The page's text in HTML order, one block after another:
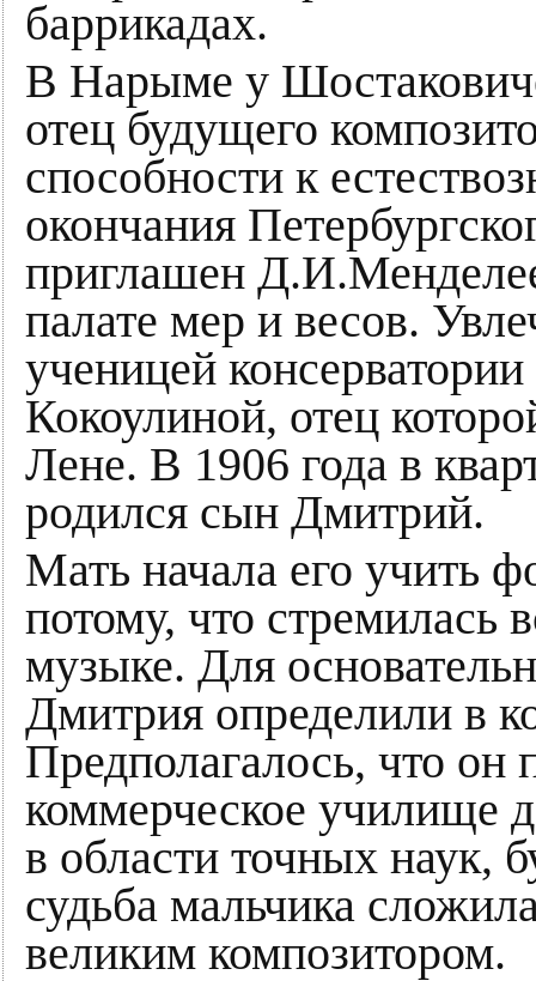
баррикадах.
В Нарыме у
отец будущего
способности к
окончания
приглашен
палате мер и весов.
ученицей
Кокоулиной, отец
Лене. В 1906 года в
родился сын Дмитрий.
Мать начала его учить
потому, что стремилась
музыке. Для
Дмитрия определили в
Предполагалось, что он
коммерческое училище
в области точных наук,
судьба мальчика
великим композитором.